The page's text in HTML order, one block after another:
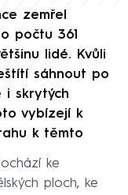
zemřel
počtu 361
lidé. Kvůli
sáhnout po
i skrytých
vybízejí k
k těmto
ke
ploch, ke